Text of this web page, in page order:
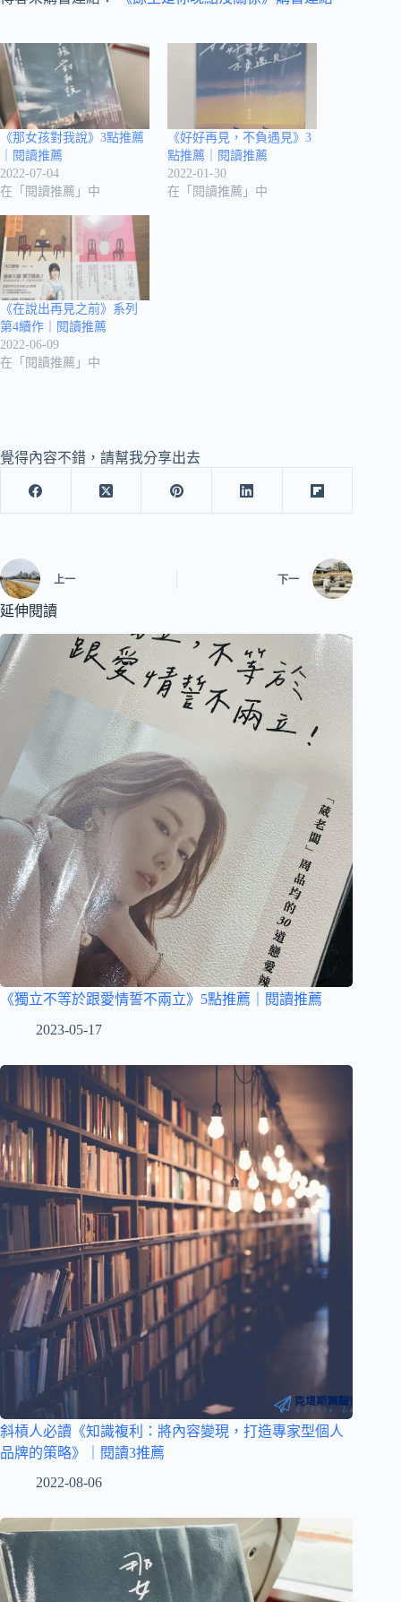
《那女孩對我說》3點推薦
｜閱讀推薦
2022-07-04
在「閱讀推薦」中
《好好再見，不負遇見》3
點推薦｜閱讀推薦
2022-01-30
在「閱讀推薦」中
《在說出再見之前》系列
第4續作｜閱讀推薦
2022-06-09
在「閱讀推薦」中
覺得內容不錯，請幫我分享出去
上一 下一
延伸閱讀
《獨立不等於跟愛情誓不兩立》5點推薦｜閱讀推薦
2023-05-17
斜槓人必讀《知識複利：將內容變現，打造專家型個人
品牌的策略》｜閱讀3推薦
2022-08-06